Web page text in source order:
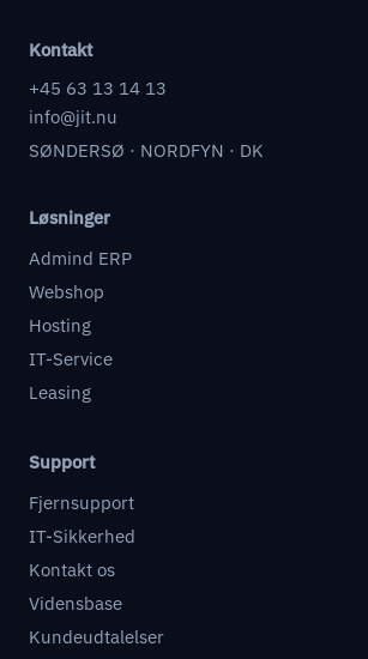
Kontakt
+45 63 13 14 13
info@jit.nu
SØNDERSØ · NORDFYN · DK
Løsninger
Admind ERP
Webshop
Hosting
IT-Service
Leasing
Support
Fjernsupport
IT-Sikkerhed
Kontakt os
Vidensbase
Kundeudtalelser